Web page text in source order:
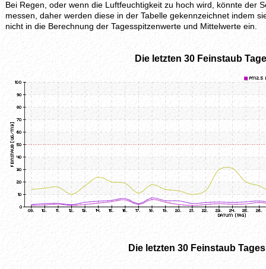
Bei Regen, oder wenn die Luftfeuchtigkeit zu hoch wird, könnte der
messen, daher werden diese in der Tabelle gekennzeichnet indem
nicht in die Berechnung der Tagesspitzenwerte und Mittelwerte ein.
Die letzten 30 Feinstaub
Die letzten 30 Feinstaub